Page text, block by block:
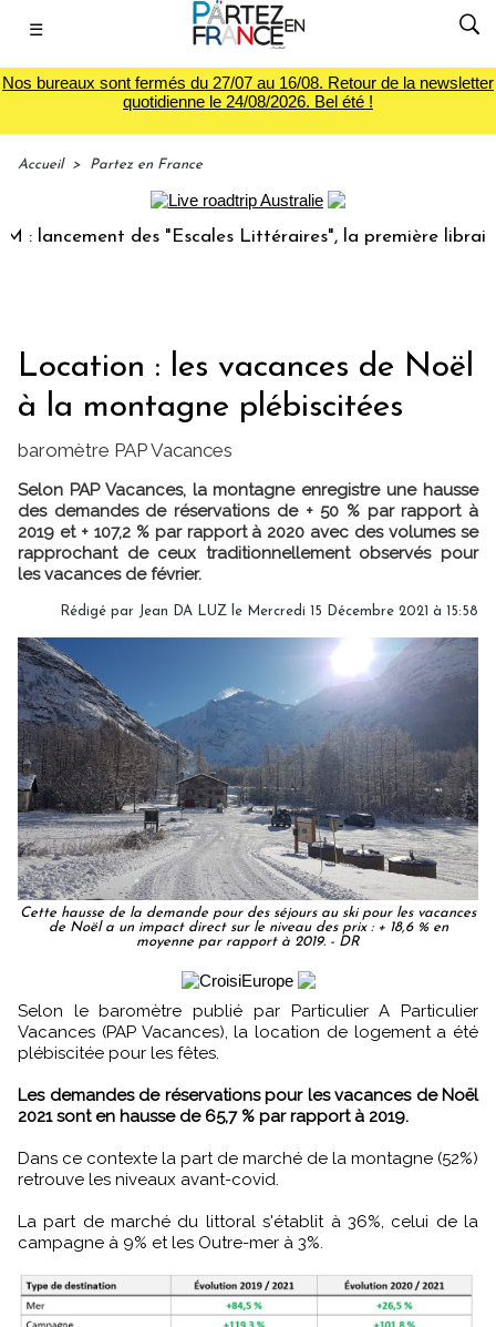
☰
Nos bureaux sont fermés du 27/07 au 16/08. Retour de la newsletter
quotidienne le 24/08/2026. Bel été !
Accueil > Partez en France
des "Escales Littéraires", la première librairie du
Location : les vacances de Noël
à la montagne plébiscitées
baromètre PAP Vacances
Selon PAP Vacances, la montagne enregistre une hausse
des demandes de réservations de + 50 % par rapport à
2019 et + 107,2 % par rapport à 2020 avec des volumes se
rapprochant de ceux traditionnellement observés pour
les vacances de février.
Rédigé par Jean DA LUZ le Mercredi 15 Décembre 2021 à 15:58
Cette hausse de la demande pour des séjours au ski pour les vacances
de Noël a un impact direct sur le niveau des prix : + 18,6 % en
moyenne par rapport à 2019. - DR
Selon le baromètre publié par Particulier A Particulier
Vacances (PAP Vacances), la location de logement a été
plébiscitée pour les fêtes.
Les demandes de réservations pour les vacances de Noël
2021 sont en hausse de 65,7 % par rapport à 2019.
Dans ce contexte la part de marché de la montagne (52%)
retrouve les niveaux avant-covid.
La part de marché du littoral s'établit à 36%, celui de la
campagne à 9% et les Outre-mer à 3%.